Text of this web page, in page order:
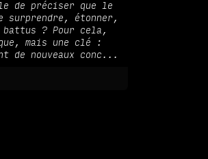
de préciser que le
surprendre, étonner,
? Pour cela,
mais une clé :
de nouveaux conc...